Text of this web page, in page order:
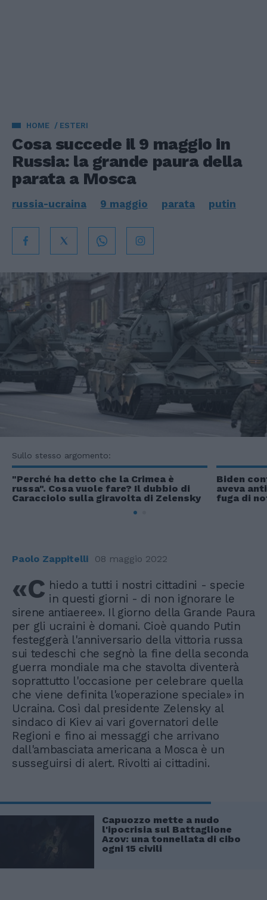
HOME ESTERI
Cosa succede il 9 maggio in
Russia: la grande paura della
parata a Mosca
russia-ucraina 9 maggio parata putin
Sullo stesso argomento:
"Perché ha detto che la Crimea è
russa". Cosa vuole fare? Il dubbio di
Caracciolo sulla giravolta di Zelensky
Biden
aveva
fuga di
Paolo Zappitelli 08 maggio 2022
«C hiedo a tutti i nostri cittadini - specie
in questi giorni - di non ignorare le
sirene antiaeree». Il giorno della Grande Paura
per gli ucraini è domani. Cioè quando Putin
festeggerà l'anniversario della vittoria russa
sui tedeschi che segnò la fine della seconda
guerra mondiale ma che stavolta diventerà
soprattutto l'occasione per celebrare quella
che viene definita l'«operazione speciale» in
Ucraina. Così dal presidente Zelensky al
sindaco di Kiev ai vari governatori delle
Regioni e fino ai messaggi che arrivano
dall'ambasciata americana a Mosca è un
susseguirsi di alert. Rivolti ai cittadini.
Capuozzo mette a nudo
l'ipocrisia sul Battaglione
Azov: una tonnellata di cibo
ogni 15 civili